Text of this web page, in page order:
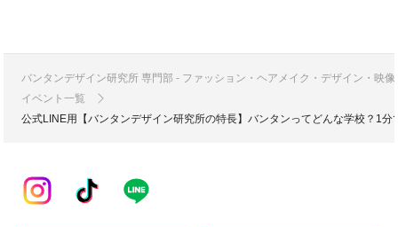
バンタンデザイン研究所 専門部 - ファッション・ヘアメイク・デザイン・映
イベント一覧
公式LINE用【バンタンデザイン研究所の特長】バンタンってどんな学校？1分